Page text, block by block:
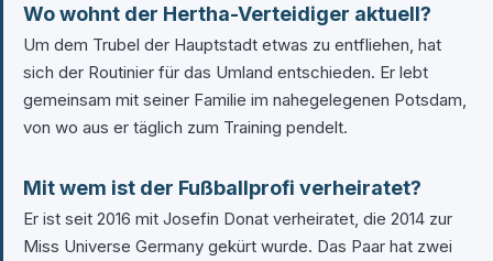
Wo wohnt der Hertha-Verteidiger aktuell?
Um dem Trubel der Hauptstadt etwas zu entfliehen, hat
sich der Routinier für das Umland entschieden. Er lebt
gemeinsam mit seiner Familie im nahegelegenen Potsdam,
von wo aus er täglich zum Training pendelt.
Mit wem ist der Fußballprofi verheiratet?
Er ist seit 2016 mit Josefin Donat verheiratet, die 2014 zur
Miss Universe Germany gekürt wurde. Das Paar hat zwei